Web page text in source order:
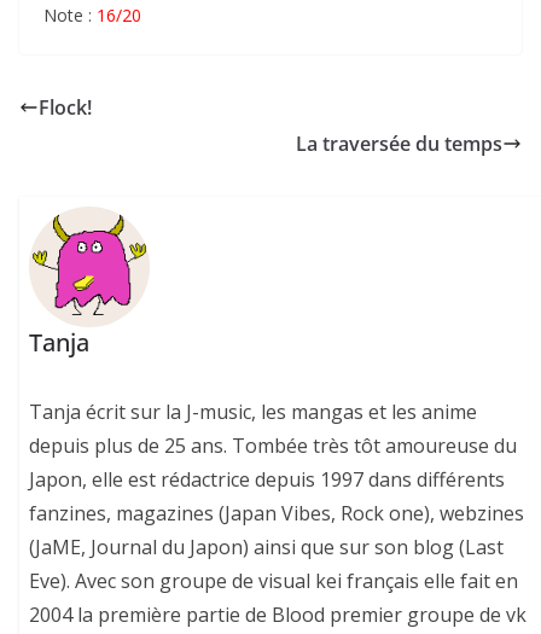
Note : 16/20
Flock!
La traversée du temps
Tanja
Tanja écrit sur la J-music, les mangas et les anime
depuis plus de 25 ans. Tombée très tôt amoureuse du
Japon, elle est rédactrice depuis 1997 dans différents
fanzines, magazines (Japan Vibes, Rock one), webzines
(JaME, Journal du Japon) ainsi que sur son blog (Last
Eve). Avec son groupe de visual kei français elle fait en
2004 la première partie de Blood premier groupe de vk